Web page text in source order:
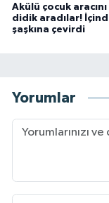
Akülü çocuk
didik aradılar!
şaşkına çevirdi
Yorumlar